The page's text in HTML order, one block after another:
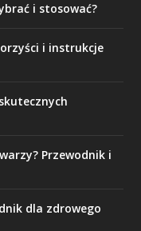
i stosować?
i instrukcje
Przewodnik i
dla zdrowego